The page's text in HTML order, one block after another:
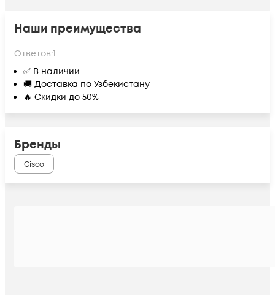
Наши преимущества
Ответов:1
✅ В наличии
🚚 Доставка по Узбекистану
🔥 Скидки до 50%
Бренды
Cisco